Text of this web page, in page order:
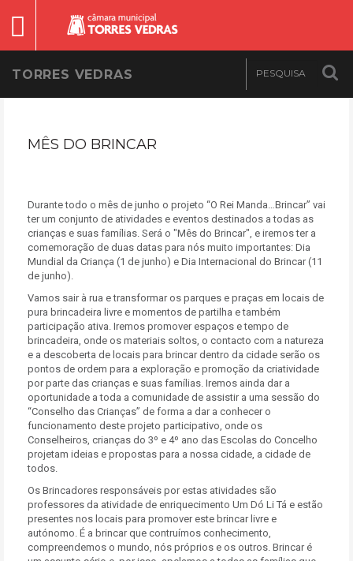
TORRES VEDRAS
MÊS DO BRINCAR
Durante todo o mês de junho o projeto “O Rei Manda…Brincar” vai
ter um conjunto de atividades e eventos destinados a todas as
crianças e suas famílias. Será o "Mês do Brincar", e iremos ter a
comemoração de duas datas para nós muito importantes: Dia
Mundial da Criança (1 de junho) e Dia Internacional do Brincar (11
de junho).
Vamos sair à rua e transformar os parques e praças em locais de
pura brincadeira livre e momentos de partilha e também
participação ativa. Iremos promover espaços e tempo de
brincadeira, onde os materiais soltos, o contacto com a natureza
e a descoberta de locais para brincar dentro da cidade serão os
pontos de ordem para a exploração e promoção da criatividade
por parte das crianças e suas famílias. Iremos ainda dar a
oportunidade a toda a comunidade de assistir a uma sessão do
“Conselho das Crianças” de forma a dar a conhecer o
funcionamento deste projeto participativo, onde os
Conselheiros, crianças do 3º e 4º ano das Escolas do Concelho
projetam ideias e propostas para a nossa cidade, a cidade de
todos.
Os Brincadores responsáveis por estas atividades são
professores da atividade de enriquecimento Um Dó Li Tá e estão
presentes nos locais para promover este brincar livre e
autónomo. É a brincar que contruímos conhecimento,
compreendemos o mundo, nós próprios e os outros. Brincar é